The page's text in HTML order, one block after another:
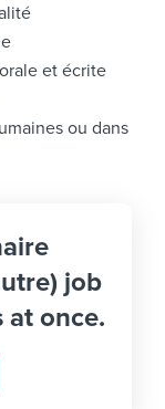
et écrite
ou dans
job
once.